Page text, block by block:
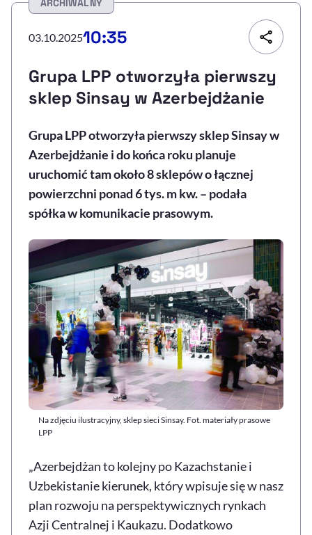
Sprawdź, jak i dlaczego zwiększamy dostępność , otwiera się w nowym
Deklaracja dostępności, otwiera się w nowym oknie
Zgłoś problem
, otwiera się w
ARCHIWALNY
03.10.202510:35
Grupa LPP otworzyła pierwszy
sklep Sinsay w Azerbejdżanie
Grupa LPP otworzyła pierwszy sklep Sinsay w
Azerbejdżanie i do końca roku planuje
uruchomić tam około 8 sklepów o łącznej
powierzchni ponad 6 tys. m kw. – podała
spółka w komunikacie prasowym.
Na zdjęciu ilustracyjny, sklep sieci Sinsay. Fot. materiały prasowe
LPP
„Azerbejdżan to kolejny po Kazachstanie i
Uzbekistanie kierunek, który wpisuje się w nasz
plan rozwoju na perspektywicznych rynkach
Azji Centralnej i Kaukazu. Dodatkowo